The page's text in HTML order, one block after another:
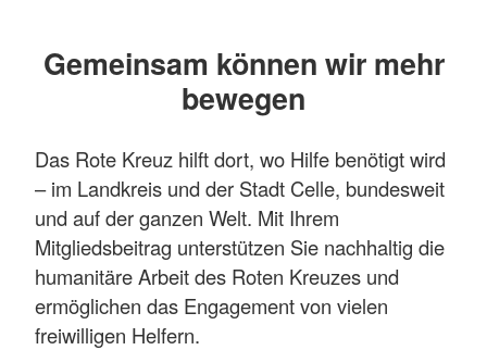
Gemeinsam können wir mehr
bewegen
Das Rote Kreuz hilft dort, wo Hilfe benötigt wird
– im Landkreis und der Stadt Celle, bundesweit
und auf der ganzen Welt. Mit Ihrem
Mitgliedsbeitrag unterstützen Sie nachhaltig die
humanitäre Arbeit des Roten Kreuzes und
ermöglichen das Engagement von vielen
freiwilligen Helfern.